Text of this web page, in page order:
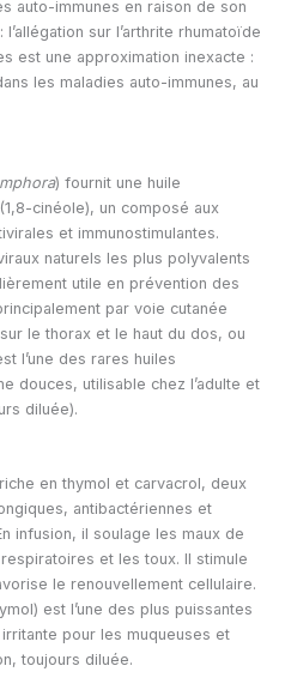
auto-immunes en raison de son
sur l’arthrite rhumatoïde
est une approximation inexacte :
les maladies auto-immunes, au
) fournit une huile
cinéole), un composé aux
et immunostimulantes.
naturels les plus polyvalents
utile en prévention des
par voie cutanée
le thorax et le haut du dos, ou
l’une des rares huiles
douces, utilisable chez l’adulte et
diluée).
en thymol et carvacrol, deux
antibactériennes et
infusion, il soulage les maux de
et les toux. Il stimule
le renouvellement cellulaire.
est l’une des plus puissantes
pour les muqueuses et
toujours diluée.